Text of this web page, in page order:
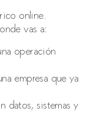
online.
vas a:
operación
empresa que ya
datos, sistemas y